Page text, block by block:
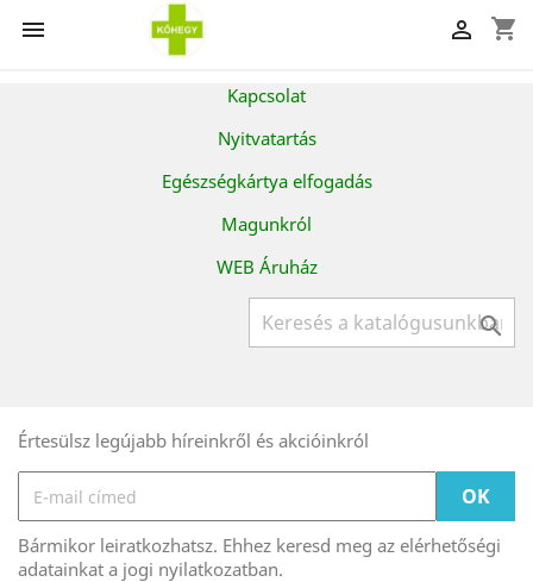
 shopping_cart

Kapcsolat
Nyitvatartás
Egészségkártya elfogadás
Magunkról
WEB Áruház

Értesülsz legújabb híreinkről és akcióinkról
Bármikor leiratkozhatsz. Ehhez keresd meg az elérhetőségi
adatainkat a jogi nyilatkozatban.